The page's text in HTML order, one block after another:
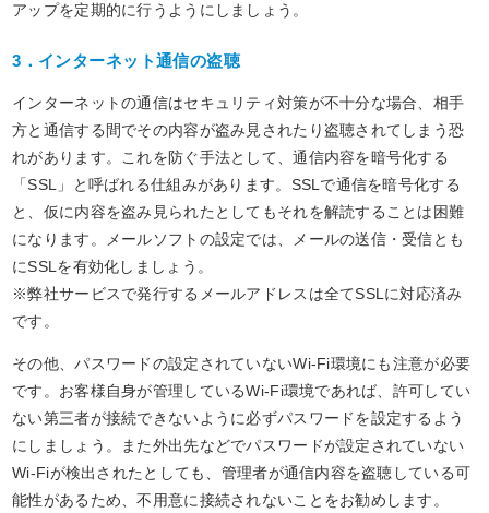
アップを定期的に行うようにしましょう。
3．インターネット通信の盗聴
インターネットの通信はセキュリティ対策が不十分な場合、相手
方と通信する間でその内容が盗み見されたり盗聴されてしまう恐
れがあります。これを防ぐ手法として、通信内容を暗号化する
「SSL」と呼ばれる仕組みがあります。SSLで通信を暗号化する
と、仮に内容を盗み見られたとしてもそれを解読することは困難
になります。メールソフトの設定では、メールの送信・受信とも
にSSLを有効化しましょう。
※弊社サービスで発行するメールアドレスは全てSSLに対応済み
です。
その他、パスワードの設定されていないWi-Fi環境にも注意が必要
です。お客様自身が管理しているWi-Fi環境であれば、許可してい
ない第三者が接続できないように必ずパスワードを設定するよう
にしましょう。また外出先などでパスワードが設定されていない
Wi-Fiが検出されたとしても、管理者が通信内容を盗聴している可
能性があるため、不用意に接続されないことをお勧めします。